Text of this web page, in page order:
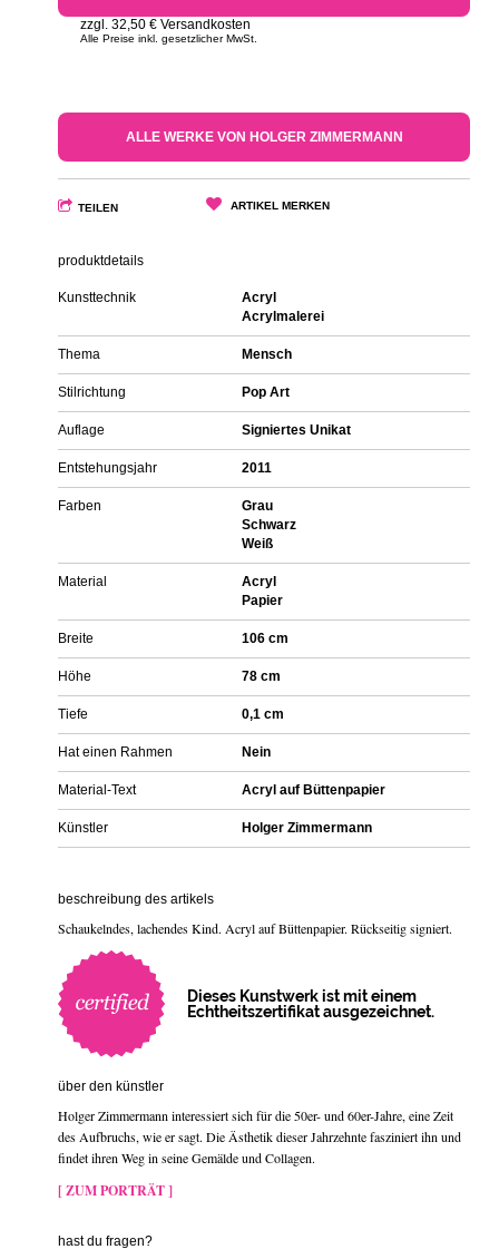
zzgl. 32,50 € Versandkosten
Alle Preise inkl. gesetzlicher MwSt.
ALLE WERKE VON HOLGER ZIMMERMANN
TEILEN ARTIKEL MERKEN
produktdetails
Kunsttechnik
Acryl
Acrylmalerei
Thema Mensch
Stilrichtung Pop Art
Auflage Signiertes Unikat
Entstehungsjahr 2011
Farben
Grau
Schwarz
Weiß
Material
Acryl
Papier
Breite 106 cm
Höhe 78 cm
Tiefe 0,1 cm
Hat einen Rahmen Nein
Material-Text Acryl auf Büttenpapier
Künstler Holger Zimmermann
beschreibung des artikels
Schaukelndes, lachendes Kind. Acryl auf Büttenpapier. Rückseitig signiert.
Dieses Kunstwerk ist mit einem
Echtheitszertifikat ausgezeichnet.
über den künstler
Holger Zimmermann interessiert sich für die 50er- und 60er-Jahre, eine Zeit
des Aufbruchs, wie er sagt. Die Ästhetik dieser Jahrzehnte fasziniert ihn und
findet ihren Weg in seine Gemälde und Collagen.
[ ZUM PORTRÄT ]
hast du fragen?